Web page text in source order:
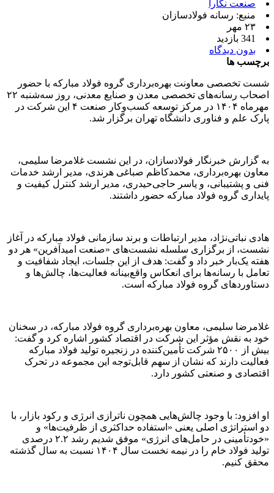
صنعت نگارا
منبع: رسانه فولادسازان
۲۳ مهر
341 بازدید
بدون دیدگاه
برچسب ها
شست تخصصی معاونت بهره‌برداری گروه فولاد مبارکه با حضور
اصحاب رسانه‌های تخصصی معدن و صنایع معدنی، روز سه‌شنبه ۲۲
مهرماه ۱۴۰۴ در مرکز توسعه کسب‌وکار صنعت ۴ این شرکت در
پارک علم و فناوری دانشگاه تهران برگزار شد.
به گزارش خبرنگار فولادسازان، در این نشست غلامرضا سلیمی،
معاون بهره‌برداری، محمدکاظم صباغی هرندی، مدیر ارشد خدمات
فنی و پشتیبانی، و یاسر حاجی‌حیدری، مدیر ارشد کنترل کیفیت و
پایداری گروه فولاد مبارکه حضور داشتند.
هادی نباتی‌نژاد، مدیر ارتباطات و برند سازمانی فولاد مبارکه در آغاز
نشست، از برگزاری سلسله نشست‌های «صنعت امیدآفرین» هر دو
هفته یک‌بار خبر داد و گفت: هدف از این جلسات، ایجاد شفافیت و
تعامل با رسانه‌ها برای انعکاس واقع‌بینانه فعالیت‌ها، چالش‌ها و
دستاوردهای گروه فولاد مبارکه است.
غلامرضا سلیمی، معاون بهره‌برداری گروه فولاد مبارکه، در سخنان
خود به نقش مؤثر این شرکت در اقتصاد کشور اشاره کرد و گفت:
بیش از ۲۵۰۰ شرکت تأمین‌کننده در زنجیره تولید فولاد مبارکه
فعالیت دارند که نشان از سهم قابل‌توجه این مجموعه در تحرک
اقتصادی و صنعتی کشور دارد.
او افزود: با وجود چالش‌هایی همچون ناترازی انرژی و رکود بازار، با
دو استراتژی اصلی یعنی «استفاده حداکثری از ظرفیت‌ها» و
«خودتأمینی در حامل‌های انرژی» موفق شدیم رشد ۲.۲ درصدی
تولید فولاد خام را در نیمه نخست سال ۱۴۰۴ نسبت به سال گذشته
محقق کنیم.